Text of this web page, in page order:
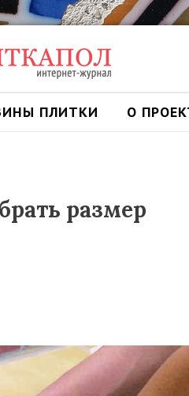
ПЛИТКИ О
размер